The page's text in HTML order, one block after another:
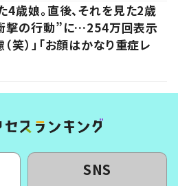
4歳娘。直後、それを見た2歳
撃の行動”に…254万回表示
笑）」「お顔はかなり重症レ
SNS